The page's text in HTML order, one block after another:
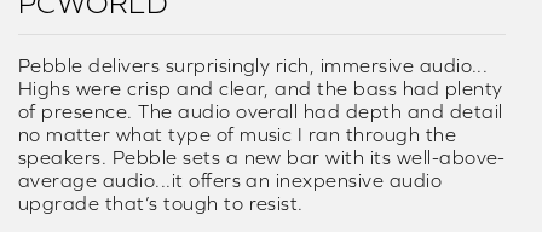
Pebble delivers surprisingly rich, immersive audio...
Highs were crisp and clear, and the bass had plenty
of presence. The audio overall had depth and detail
no matter what type of music I ran through the
speakers. Pebble sets a new bar with its well-above-
average audio...it offers an inexpensive audio
upgrade that’s tough to resist.